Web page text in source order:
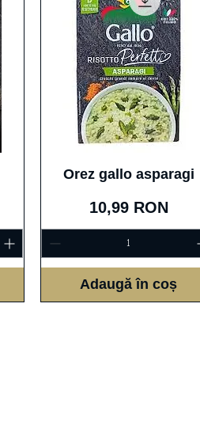
Afișare rapidă
Orez gallo asparagi
Preț
10,99 RON
Adaugă în coș